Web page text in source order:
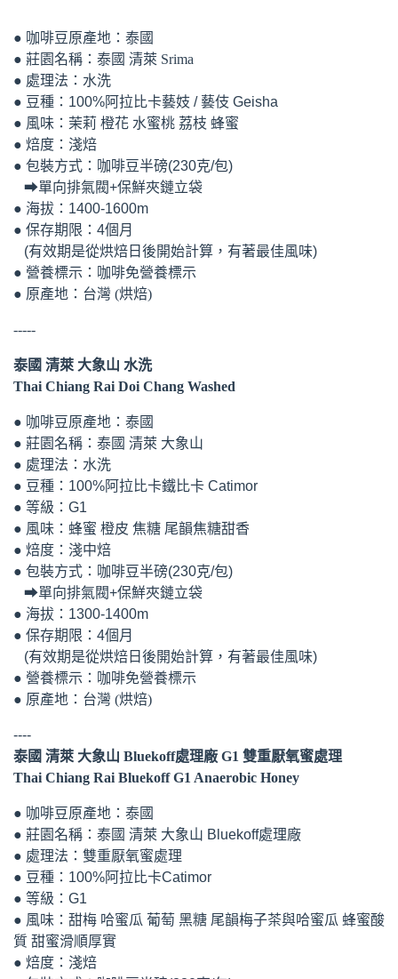
● 咖啡豆原產地：泰國
● 莊園名稱：泰國 清萊 Srima
● 處理法：水洗
● 豆種：100%阿拉比卡藝妓 / 藝伎 Geisha
● 風味：茉莉 橙花 水蜜桃 荔枝 蜂蜜
● 焙度：淺焙
● 包裝方式：咖啡豆半磅(230克/包)
➡單向排氣閥+保鮮夾鏈立袋
● 海拔：1400-1600m
● 保存期限：4個月
(有效期是從烘焙日後開始計算，有著最佳風味) ​
● 營養標示：咖啡免營養標示
● 原產地：台灣 (烘焙)
-----
泰國 清萊 大象山 水洗
Thai Chiang Rai Doi Chang Washed
● 咖啡豆原產地：泰國
● 莊園名稱：泰國 清萊 大象山
● 處理法：水洗
● 豆種：100%阿拉比卡鐵比卡 Catimor
● 等級：G1
● 風味：蜂蜜 橙皮 焦糖 尾韻焦糖甜香
● 焙度：淺中焙
● 包裝方式：咖啡豆半磅(230克/包)
➡單向排氣閥+保鮮夾鏈立袋
● 海拔：1300-1400m
● 保存期限：4個月
(有效期是從烘焙日後開始計算，有著最佳風味) ​
● 營養標示：咖啡免營養標示
● 原產地：台灣 (烘焙)
----
泰國 清萊 大象山 Bluekoff處理廠 G1 雙重厭氧蜜處理
Thai Chiang Rai Bluekoff G1 Anaerobic Honey
● 咖啡豆原產地：泰國
● 莊園名稱：泰國 清萊 大象山 Bluekoff處理廠
● 處理法：雙重厭氧蜜處理
● 豆種：100%阿拉比卡Catimor
● 等級：G1
● 風味：甜梅 哈蜜瓜 葡萄 黑糖 尾韻梅子茶與哈蜜瓜 蜂蜜酸
質 甜蜜滑順厚實
● 焙度：淺焙